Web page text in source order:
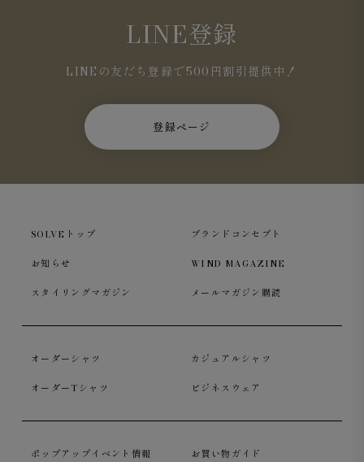
LINE登録
LINEの友だち登録で500円割引提供中！
登録ページ
SOLVEトップ ブランドコンセプト
お知らせ WIND MAGAZINE
スタイリングマガジン メールマガジン購読
オーダーシャツ カジュアルシャツ
オーダーTシャツ ビジネスウェア
ポップアップイベント情報 お買い物ガイド